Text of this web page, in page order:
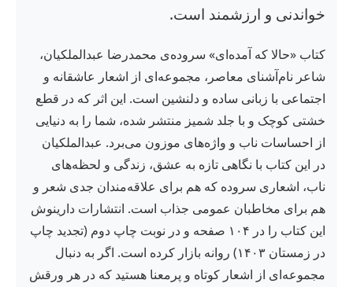
خواندنی و ارزشمند است.
کتاب «حالا که آمده‌ای» سروده‌ی محمدرضا عبدالملکیان،
شاعر نام‌آشنای معاصر، مجموعه‌ای از اشعار عاشقانه و
اجتماعی با زبانی ساده و دلنشین است. این اثر که در قطع
خشتی کوچک و با جلد شمیز منتشر شده، شما را به دنیایی
از احساسات ناب و واژه‌های موزون می‌برد. عبدالملکیان
در این کتاب با نگاهی تازه به عشق، زندگی و لحظه‌های
ناب، اشعاری سروده که هم برای علاقه‌مندان جدی شعر و
هم برای مخاطبان عمومی جذاب است. انتشارات دارینوش
این کتاب را در ۱۰۴ صفحه و در نوبت چاپ دوم (تجدید چاپ
در زمستان ۱۴۰۳) روانه بازار کرده است. اگر به دنبال
مجموعه‌ای از اشعار کوتاه و پرمعنا هستید که در هر ورقش